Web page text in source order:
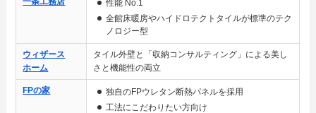
性能 No.1
全館床暖房やハイドロテクトタイルが標準のテク
ノロジー型
ウィザース
ホーム
タイル外壁と「収納コンサルティング」による美し
さと機能性の両立
FPの家
独自のFPウレタン断熱パネルを採用
工法にこだわりたい方向け